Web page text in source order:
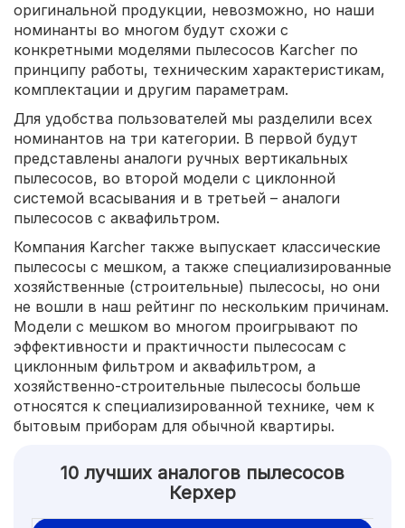
оригинальной продукции, невозможно, но наши
номинанты во многом будут схожи с
конкретными моделями пылесосов Karcher по
принципу работы, техническим характеристикам,
комплектации и другим параметрам.
Для удобства пользователей мы разделили всех
номинантов на три категории. В первой будут
представлены аналоги ручных вертикальных
пылесосов, во второй модели с циклонной
системой всасывания и в третьей – аналоги
пылесосов с аквафильтром.
Компания Karcher также выпускает классические
пылесосы с мешком, а также специализированные
хозяйственные (строительные) пылесосы, но они
не вошли в наш рейтинг по нескольким причинам.
Модели с мешком во многом проигрывают по
эффективности и практичности пылесосам с
циклонным фильтром и аквафильтром, а
хозяйственно-строительные пылесосы больше
относятся к специализированной технике, чем к
бытовым приборам для обычной квартиры.
10 лучших аналогов пылесосов
Керхер